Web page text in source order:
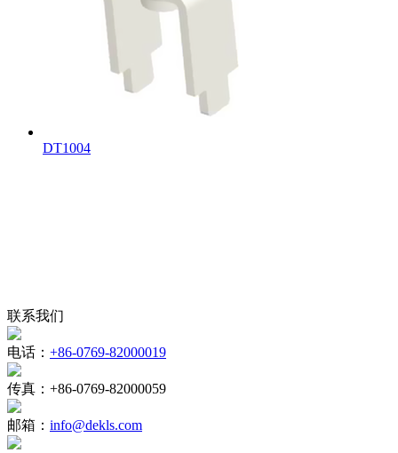
DT1004
联系我们
电话： +86-0769-82000019
传真： +86-0769-82000059
邮箱： info@dekls.com